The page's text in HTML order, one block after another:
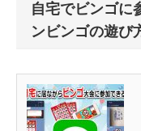
自宅でビンゴに
ンビンゴの遊び